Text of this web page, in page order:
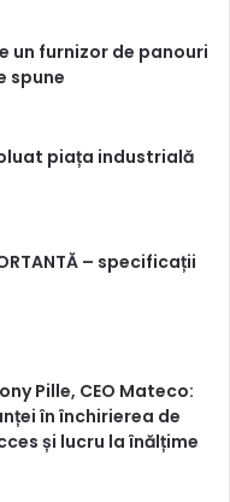
un furnizor de panouri
spune
piața industrială
– specificații
Pille, CEO Mateco:
în închirierea de
și lucru la înălțime